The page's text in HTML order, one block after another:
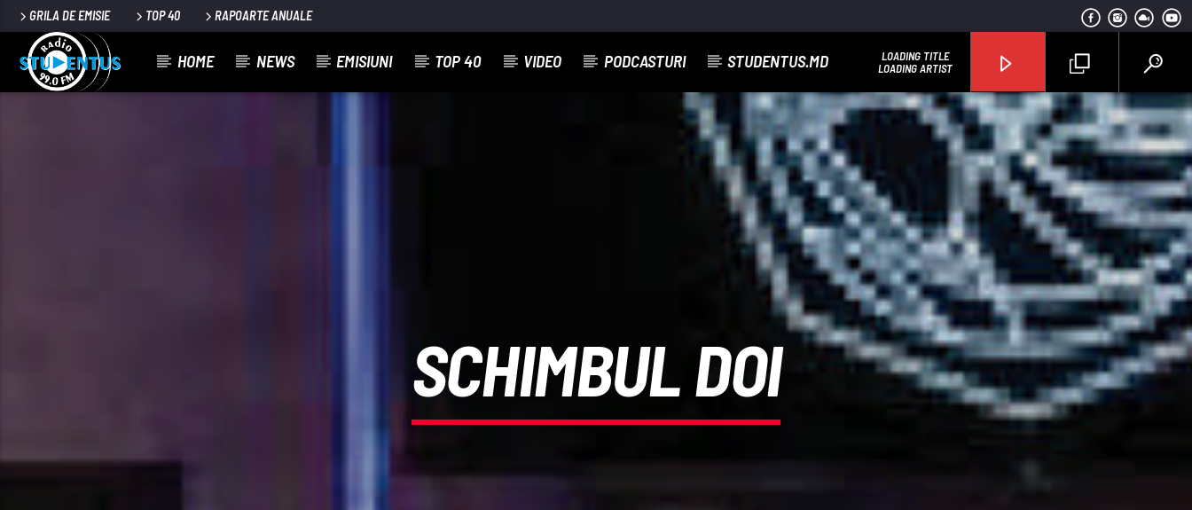
GRILA DE EMISIE TOP 40 RAPOARTE ANUALE
HOME NEWS EMISIUNI TOP 40 VIDEO PODCASTURI STUDENTUS.MD
LOADING TITLE
LOADING ARTIST
SCHIMBUL DOI